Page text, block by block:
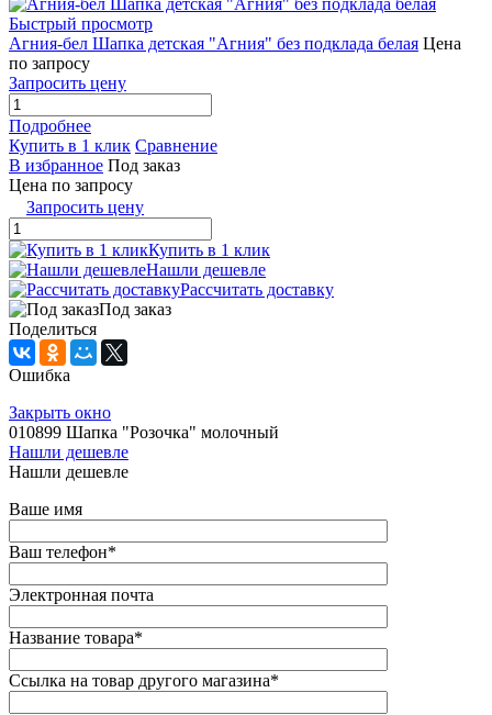
Быстрый просмотр
Агния-бел Шапка детская "Агния" без подклада белая Цена
по запросу
Запросить цену
Подробнее
Купить в 1 клик Сравнение
В избранное Под заказ
Цена по запросу
Запросить цену
Купить в 1 клик
Нашли дешевле
Рассчитать доставку
Под заказ
Поделиться
Ошибка
Закрыть окно
010899 Шапка "Розочка" молочный
Нашли дешевле
Нашли дешевле
Ваше имя
Ваш телефон*
Электронная почта
Название товара*
Ссылка на товар другого магазина*